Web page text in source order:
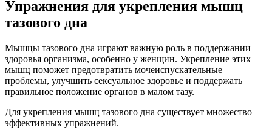
Упражнения для укрепления мышц
тазового дна
Мышцы тазового дна играют важную роль в поддержании
здоровья организма, особенно у женщин. Укрепление этих
мышц поможет предотвратить мочеиспускательные
проблемы, улучшить сексуальное здоровье и поддержать
правильное положение органов в малом тазу.
Для укрепления мышц тазового дна существует множество
эффективных упражнений.